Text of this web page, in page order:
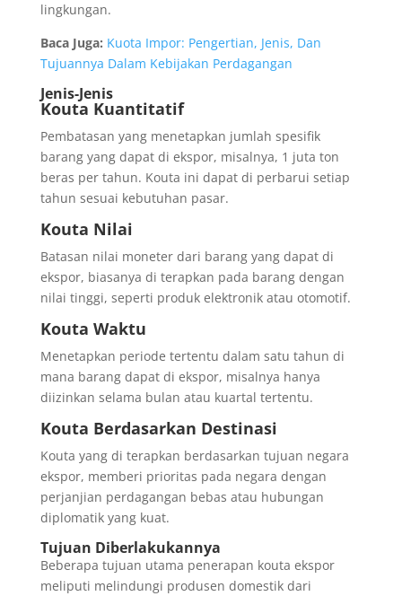
lingkungan.
Baca Juga: Kuota Impor: Pengertian, Jenis, Dan
Tujuannya Dalam Kebijakan Perdagangan
Jenis-Jenis
Kouta Kuantitatif
Pembatasan yang menetapkan jumlah spesifik
barang yang dapat di ekspor, misalnya, 1 juta ton
beras per tahun. Kouta ini dapat di perbarui setiap
tahun sesuai kebutuhan pasar.
Kouta Nilai
Batasan nilai moneter dari barang yang dapat di
ekspor, biasanya di terapkan pada barang dengan
nilai tinggi, seperti produk elektronik atau otomotif.
Kouta Waktu
Menetapkan periode tertentu dalam satu tahun di
mana barang dapat di ekspor, misalnya hanya
diizinkan selama bulan atau kuartal tertentu.
Kouta Berdasarkan Destinasi
Kouta yang di terapkan berdasarkan tujuan negara
ekspor, memberi prioritas pada negara dengan
perjanjian perdagangan bebas atau hubungan
diplomatik yang kuat.
Tujuan Diberlakukannya
Beberapa tujuan utama penerapan kouta ekspor
meliputi melindungi produsen domestik dari